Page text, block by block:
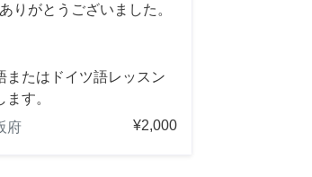
りがとうございました。
またはドイツ語レッスン
ます。
府
¥2,000